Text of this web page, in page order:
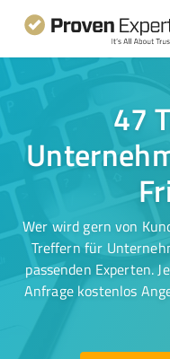
47
Wer wird gern von
Treffern für
passenden Experten.
Anfrage kostenlos